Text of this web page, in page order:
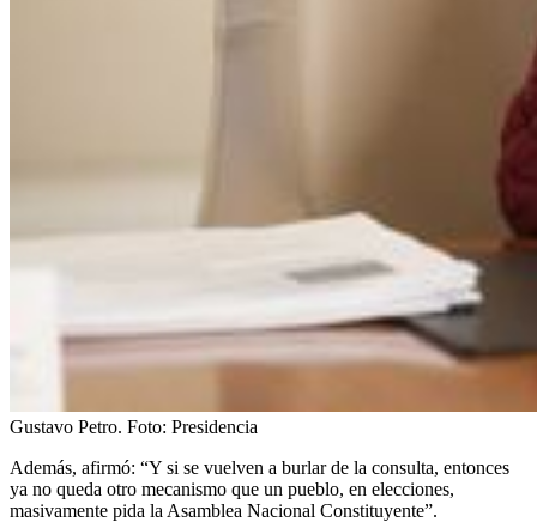
Gustavo Petro. Foto: Presidencia
Además, afirmó: “Y si se vuelven a burlar de la consulta, entonces
ya no queda otro mecanismo que un pueblo, en elecciones,
masivamente pida la Asamblea Nacional Constituyente”.